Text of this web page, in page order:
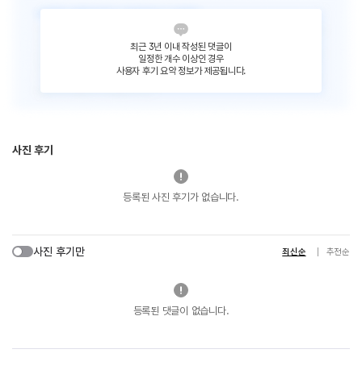
최근 3년 이내 작성된 댓글이
일정한 개수 이상인 경우
사용자 후기 요약 정보가 제공됩니다.
사진 후기
등록된 사진 후기가 없습니다.
사진 후기만 최신순 추천순
등록된 댓글이 없습니다.